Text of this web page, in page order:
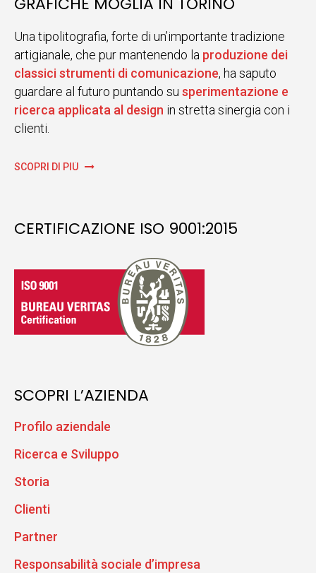
Una tipolitografia, forte di un’importante tradizione
artigianale, che pur mantenendo la produzione dei
classici strumenti di comunicazione, ha saputo
guardare al futuro puntando su sperimentazione e
ricerca applicata al design in stretta sinergia con i
clienti.
SCOPRI DI PIÙ
CERTIFICAZIONE ISO 9001:2015
SCOPRI L’AZIENDA
Profilo aziendale
Ricerca e Sviluppo
Storia
Clienti
Partner
Responsabilità sociale d’impresa